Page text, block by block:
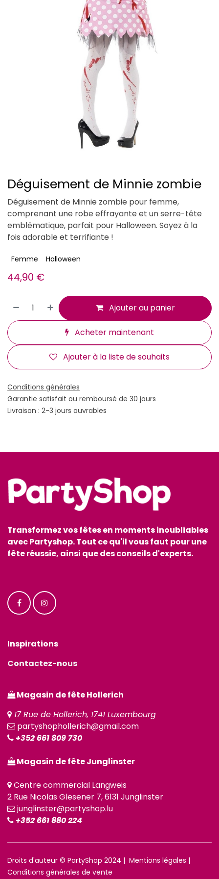
Déguisement de Minnie zombie
Déguisement de Minnie zombie pour femme,
comprenant une robe effrayante et un serre-tête
emblématique, parfait pour Halloween. Soyez à la
fois adorable et terrifiante !
Femme Halloween
44,90 €
Ajouter au panier
Acheter maintenant
Ajouter à la liste de souhaits
Conditions générales
Garantie satisfait ou remboursé de 30 jours
Livraison : 2-3 jours ouvrables
Transformez vos fêtes en moments inoubliables
avec Partyshop. Tout ce qu'il vous faut pour une
fête réussie, ainsi que des conseils d'experts.
Inspirations
Contactez-nous
Magasin de fête Hollerich
17 Rue de Hollerich, 1741 Luxembourg
partyshophollerich@gmail.com
+352 661 809 730
Magasin de fête Junglinster
Centre commercial Langweis
2 Rue Nicolas Glesener 7, 6131 Junglinster
junglinster@partyshop.lu
+352 661 880 224
Droits d'auteur © PartyShop 2024 | Mentions légales |
Conditions générales de vente